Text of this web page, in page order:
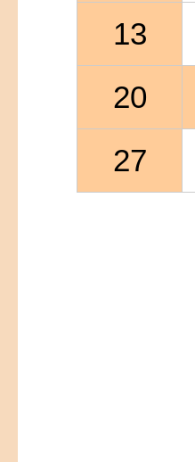
13
20
27